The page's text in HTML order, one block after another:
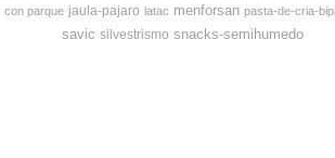
con parque jaula-pajaro latac menforsan pasta-de-cria-
savic silvestrismo snacks-semihumedo